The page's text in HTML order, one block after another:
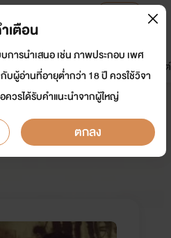
ก การ์ตูน
มาใหม่
ดรีมแชท ธัญลิสต์
น
เตือน
การนำเสนอ เช่น ภาพประกอบ เพศ
บผู้อ่านที่อายุต่ำกว่า 18 ปี ควรใช้วิจา
วรได้รับคำแนะนำจากผู้ใหญ่
ตกลง